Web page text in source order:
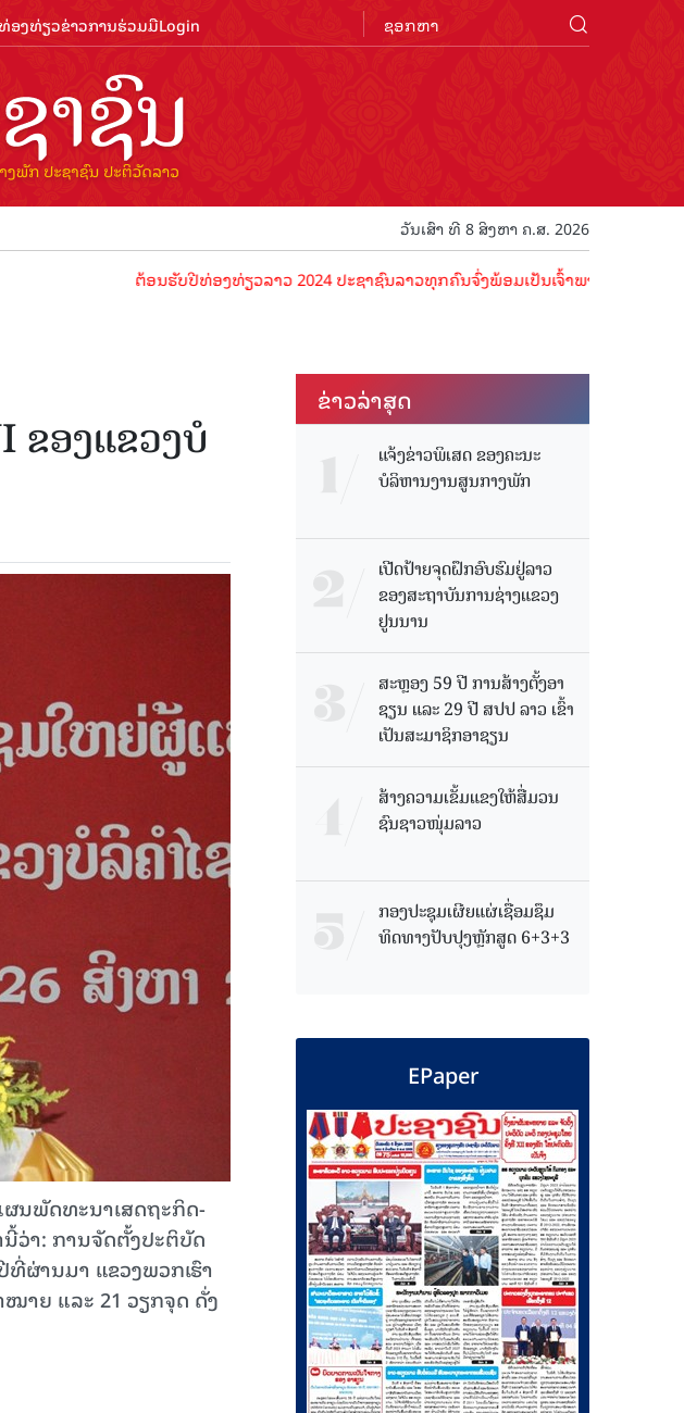
ອງທ່ຽວຂ່າວການຮ່ວມມືLogin
ວັນເສົາ ທີ 8 ສິງຫາ ຄ.ສ. 2026
ຕ້ອນຮັບປີທ່ອງທ່ຽວລາວ 2024 ປະຊາຊົນລາວທຸກຄົນຈົ່ງພ້ອມເປັນເຈົ້າພາບທີ່ດີ ຕ້ອນຮັບນັກທ່
ຂອງແຂວງບໍ
ຜນພັດທະນາເສດຖະກິດ-
ວ່າ: ການຈັດຕັ້ງປະຕິບັດ
ທີ່ຜ່ານມາ ແຂວງພວກເຮົາ
າຍ ແລະ 21 ວຽກຈຸດ ດັ່ງ
ຂ່າວ​ລ່າ​ສຸດ
ແຈ້ງຂ່າວພິເສດ ຂອງຄະນະ
ບໍລິຫານງານສູນກາງພັກ
ເປີດປ້າຍຈຸດຝຶກອົບຮົມຢູ່ລາວ
ຂອງສະຖາບັນການຊ່າງແຂວງ
ຢູນນານ
ສະຫຼອງ 59 ປີ ການສ້າງຕັ້ງອາ
ຊຽນ ແລະ 29 ປີ ສປປ ລາວ ເຂົ້າ
ເປັນສະມາຊິກອາຊຽນ
ສ້າງຄວາມເຂັ້ມແຂງໃຫ້ສື່ມວນ
ຊົນຊາວໜຸ່ມລາວ
ກອງປະຊຸມເຜີຍແຜ່ເຊື່ອມຊຶມ
ທິດທາງປັບປຸງຫຼັກສູດ 6+3+3
EPaper